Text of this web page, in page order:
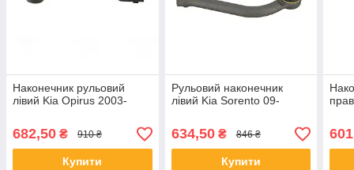
Наконечник рульовий
лівий Kia Opirus 2003-
682,50 ₴ 910 ₴
Купити
Рульовий наконечник
лівий Kia Sorento 09-
634,50₴ 846 ₴
Купити